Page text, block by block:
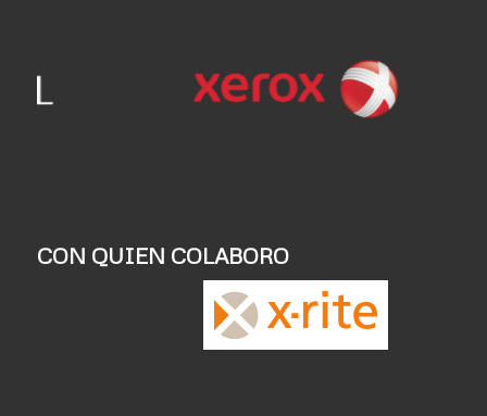
CON QUIEN COLABORO